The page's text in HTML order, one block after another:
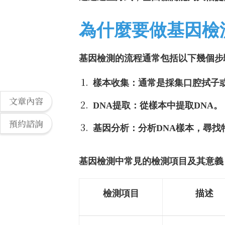
文章內容
預約諮詢
為什麼要做基因檢
基因檢測的流程通常包括以下幾個
樣本收集：通常是採集口腔拭子
DNA提取：從樣本中提取DNA。
基因分析：分析DNA樣本，尋找
基因檢測中常見的檢測項目及其意義
檢測項目 描述